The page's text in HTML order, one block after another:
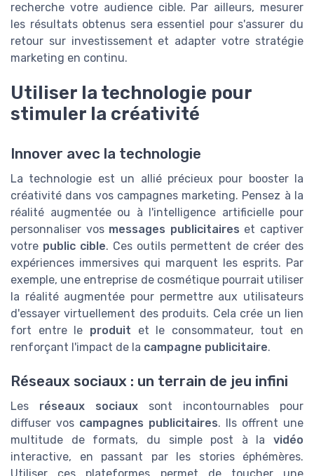
recherche votre audience cible. Par ailleurs, mesurer
les résultats obtenus sera essentiel pour s'assurer du
retour sur investissement et adapter votre stratégie
marketing en continu.
Utiliser la technologie pour
stimuler la créativité
Innover avec la technologie
La technologie est un allié précieux pour booster la
créativité dans vos campagnes marketing. Pensez à la
réalité augmentée ou à l'intelligence artificielle pour
personnaliser vos messages publicitaires et captiver
votre public cible. Ces outils permettent de créer des
expériences immersives qui marquent les esprits. Par
exemple, une entreprise de cosmétique pourrait utiliser
la réalité augmentée pour permettre aux utilisateurs
d'essayer virtuellement des produits. Cela crée un lien
fort entre le produit et le consommateur, tout en
renforçant l'impact de la campagne publicitaire.
Réseaux sociaux : un terrain de jeu infini
Les réseaux sociaux sont incontournables pour
diffuser vos campagnes publicitaires. Ils offrent une
multitude de formats, du simple post à la vidéo
interactive, en passant par les stories éphémères.